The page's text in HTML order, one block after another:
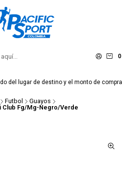
0
del lugar de destino y el monto de compra
Futbol
Guayos
Club Fg/Mg-Negro/Verde